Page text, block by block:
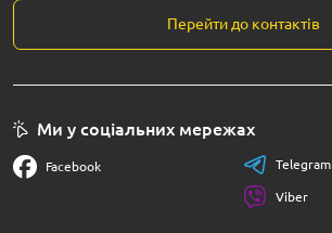
Перейти до контактів
Ми у соціальних мережах
Facebook Telegram
Viber